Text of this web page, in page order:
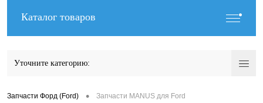
Каталог товаров
Уточните категорию:
Запчасти Форд (Ford) • Запчасти MANUS для Ford